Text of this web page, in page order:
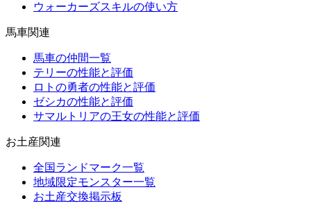
ウォーカーズスキルの使い方
馬車関連
馬車の仲間一覧
テリーの性能と評価
ロトの勇者の性能と評価
ゼシカの性能と評価
サマルトリアの王女の性能と評価
お土産関連
全国ランドマーク一覧
地域限定モンスター一覧
お土産交換掲示板